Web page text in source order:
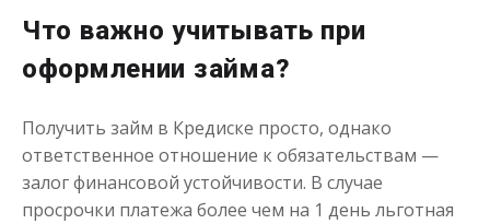
Что важно учитывать при
оформлении займа?
Получить займ в Кредиске просто, однако
ответственное отношение к обязательствам —
залог финансовой устойчивости. В случае
просрочки платежа более чем на 1 день льготная